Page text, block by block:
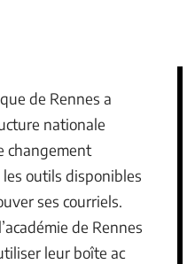
de Rennes a
nationale
changement
outils disponibles
ses courriels.
de Rennes
leur boîte ac